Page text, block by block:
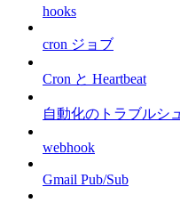
hooks
cron ジョブ
Cron と Heartbeat
自動化のトラブルシ
webhook
Gmail Pub/Sub